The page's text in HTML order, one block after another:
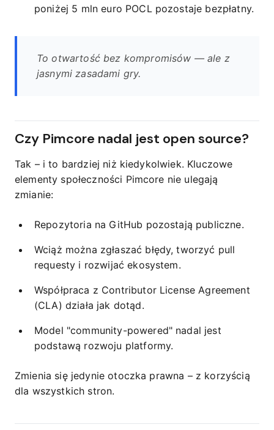
poniżej 5 mln euro POCL pozostaje bezpłatny.
To otwartość bez kompromisów — ale z
jasnymi zasadami gry.
Czy Pimcore nadal jest open source?
Tak – i to bardziej niż kiedykolwiek. Kluczowe
elementy społeczności Pimcore nie ulegają
zmianie:
Repozytoria na GitHub pozostają publiczne.
Wciąż można zgłaszać błędy, tworzyć pull
requesty i rozwijać ekosystem.
Współpraca z Contributor License Agreement
(CLA) działa jak dotąd.
Model "community-powered" nadal jest
podstawą rozwoju platformy.
Zmienia się jedynie otoczka prawna – z korzyścią
dla wszystkich stron.